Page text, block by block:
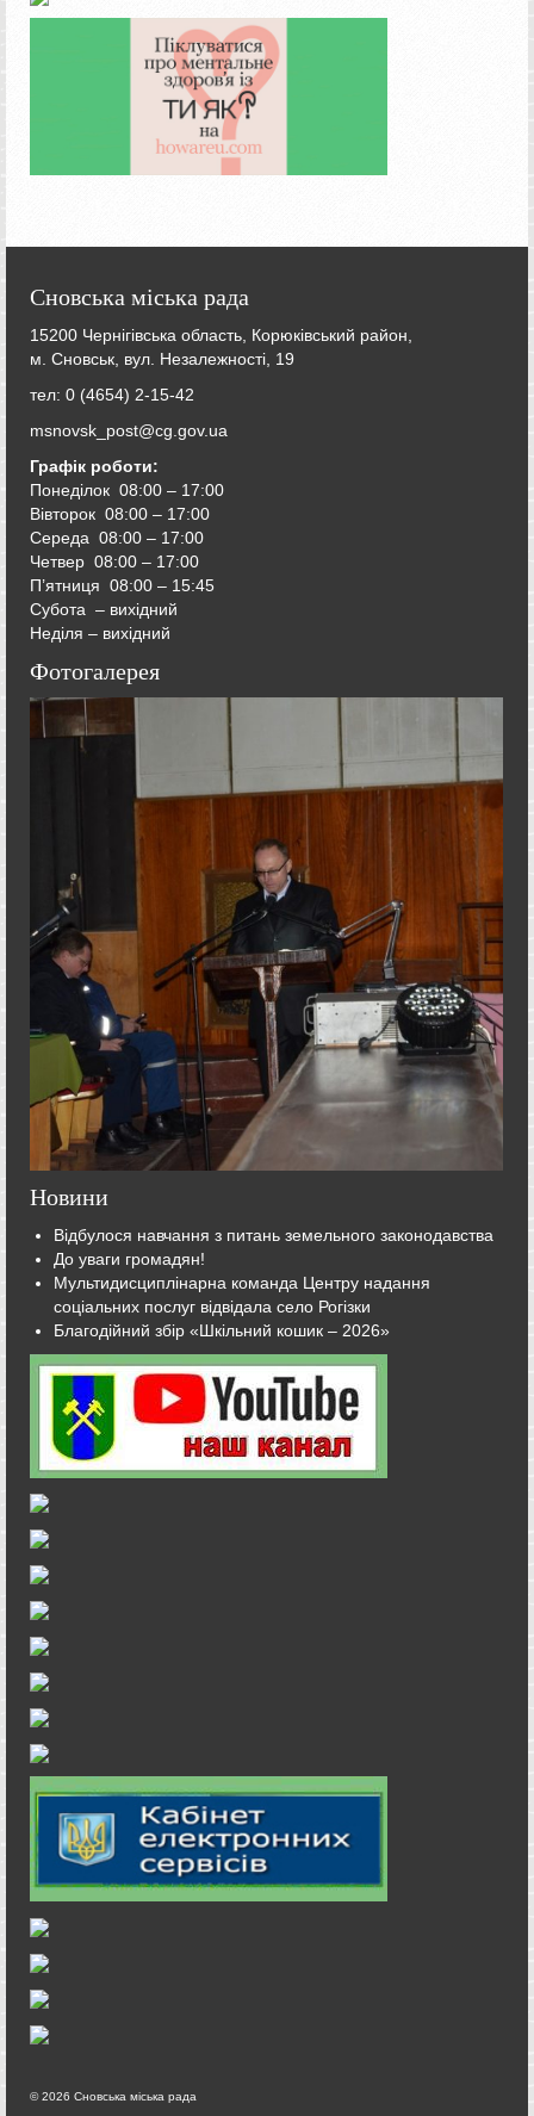
Сновська міська рада
15200 Чернігівська область, Корюківський район,
м. Сновськ, вул. Незалежності, 19
тел: 0 (4654) 2-15-42
msnovsk_post@cg.gov.ua
Графік роботи:
Понеділок 08:00 – 17:00
Вівторок 08:00 – 17:00
Середа 08:00 – 17:00
Четвер 08:00 – 17:00
П’ятниця 08:00 – 15:45
Субота – вихідний
Неділя – вихідний
Фотогалерея
Новини
Відбулося навчання з питань земельного законодавства
До уваги громадян!
Мультидисциплінарна команда Центру надання
соціальних послуг відвідала село Рогізки
Благодійний збір «Шкільний кошик – 2026»
© 2026 Сновська міська рада